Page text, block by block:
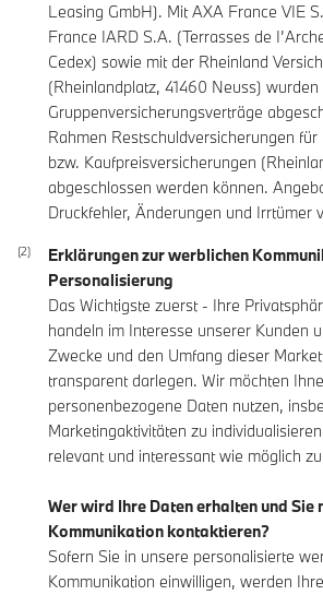
Leasing GmbH). Mit AXA France VIE
France IARD S.A. (Terrasses de
Cedex) sowie mit der Rheinland
(Rheinlandplatz, 41460 Neuss) wurden
Gruppenversicherungsverträge
Rahmen Restschuldversicherungen
bzw. Kaufpreisversicherungen
abgeschlossen werden können.
Druckfehler, Änderungen und Irrtümer
Erklärungen zur werblichen
Personalisierung
Das Wichtigste zuerst - Ihre
handeln im Interesse unserer Kunden
Zwecke und den Umfang dieser
transparent darlegen. Wir möchten
personenbezogene Daten nutzen,
Marketingaktivitäten zu
relevant und interessant wie möglich
Wer wird Ihre Daten erhalten und Sie
Kommunikation kontaktieren?
Sofern Sie in unsere personalisierte
Kommunikation einwilligen, werden